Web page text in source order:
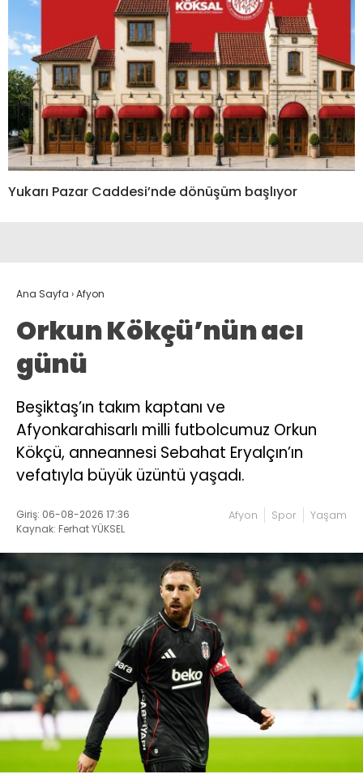
Yukarı Pazar Caddesi’nde dönüşüm başlıyor
Ana Sayfa ›Afyon
Orkun Kökçü’nün acı
günü
Beşiktaş’ın takım kaptanı ve
Afyonkarahisarlı milli futbolcumuz Orkun
Kökçü, anneannesi Sebahat Eryalçın’ın
vefatıyla büyük üzüntü yaşadı.
Giriş: 06-08-2026 17:36
Kaynak: Ferhat YÜKSEL
Afyon Spor Yaşam